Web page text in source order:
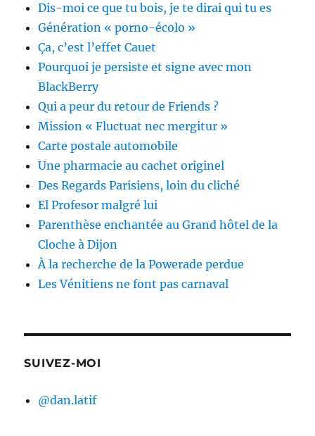
Dis-moi ce que tu bois, je te dirai qui tu es
Génération « porno-écolo »
Ça, c’est l’effet Cauet
Pourquoi je persiste et signe avec mon
BlackBerry
Qui a peur du retour de Friends ?
Mission « Fluctuat nec mergitur »
Carte postale automobile
Une pharmacie au cachet originel
Des Regards Parisiens, loin du cliché
El Profesor malgré lui
Parenthèse enchantée au Grand hôtel de la
Cloche à Dijon
À la recherche de la Powerade perdue
Les Vénitiens ne font pas carnaval
SUIVEZ-MOI
@dan.latif